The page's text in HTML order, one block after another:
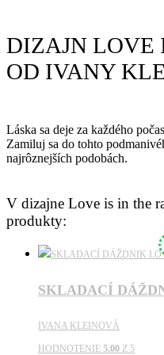
DIZAJN LOVE
OD IVANY
Láska sa deje za každého
Zamiluj sa do tohto
najrôznejších podobách.
V dizajne Love is in the
produkty:
SKLADACÍ
IVANA KLEINOVÁ
HODNOTENIE 5.00 Z 5